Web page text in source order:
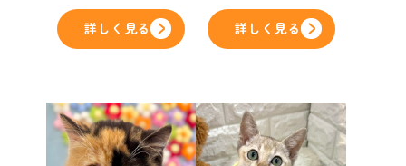
詳しく見る 詳しく見る